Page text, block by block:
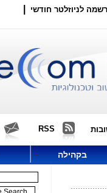
לניוזלטר חודשי
RSS
בקהילה